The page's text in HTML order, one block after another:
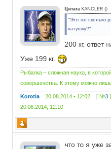
Цитата KANCLER ()
"Это же сколько
катушку?"
200 кг. ответ
Уже 199 кг.
Рыбалка – сложная наука, в
совершенства. К этому можно
Korotia 20.08.2014 • 12:02 [ №3
20.08.2014, 12:10
что то я уже